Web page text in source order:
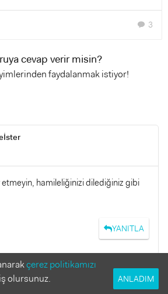
chat 3
cevap verir misin?
faydalanmak istiyor!
etmeyin, hamileliğinizi dilediğiniz gibi
YANITLA
çerez politikamızı
olursunuz.
ANLADIM